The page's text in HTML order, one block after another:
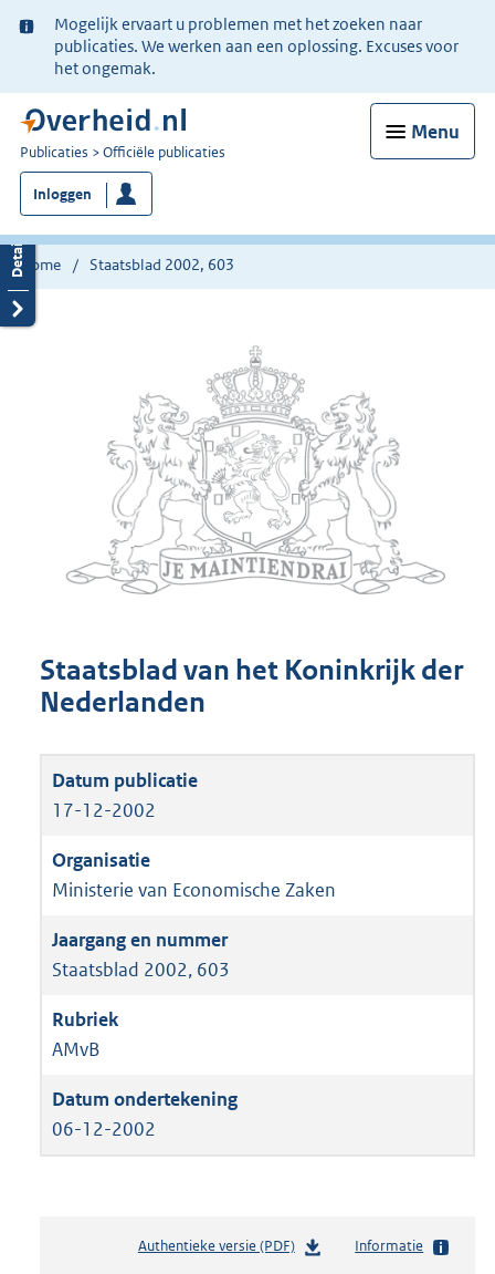
Ter
informatie:
Mogelijk ervaart u problemen met het zoeken naar
publicaties. We werken aan een oplossing. Excuses voor
het ongemak.
Menu
U
bent
nu
hier:
Publicaties Officiële publicaties
Inloggen
Home Staatsblad 2002, 603
Staatsblad van het Koninkrijk der
Nederlanden
17-12-2002
Ministerie van Economische Zaken
Staatsblad 2002, 603
AMvB
06-12-2002
Authentieke versie (PDF)b
Informatie